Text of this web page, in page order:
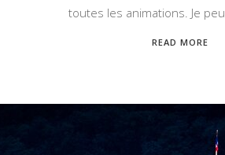
toutes les animations. Je
READ MORE